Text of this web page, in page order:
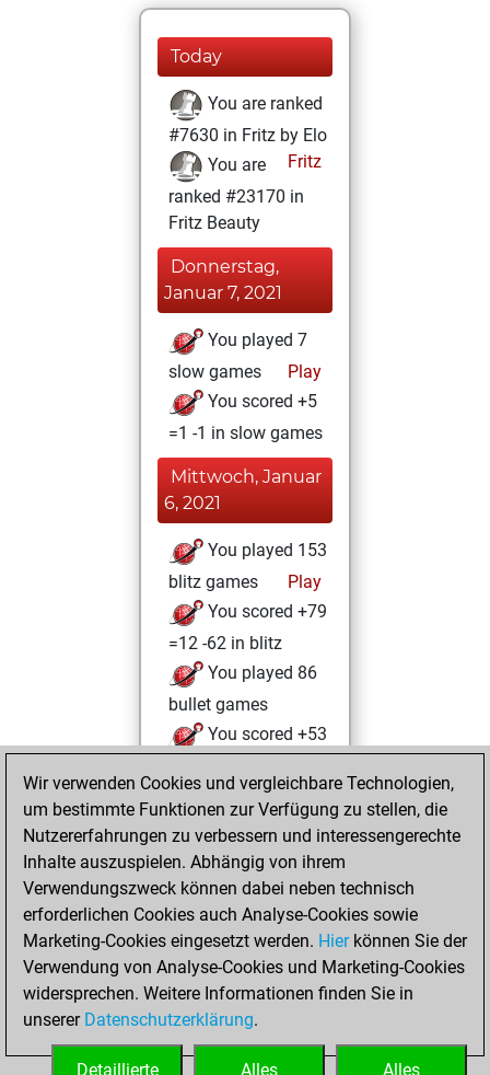
Today
You are ranked
#7630 in Fritz by Elo
Fritz
You are
ranked #23170 in
Fritz Beauty
Donnerstag,
Januar 7, 2021
You played 7
slow games
Play
You scored +5
=1 -1 in slow games
Mittwoch, Januar
6, 2021
You played 153
blitz games
Play
You scored +79
=12 -62 in blitz
You played 86
bullet games
You scored +53
Samstag,
November 28,
2020
You won
against Fritz
Fritz
You achieved a
new Elo of 1607
You created
your Fritz account
Wir verwenden Cookies und vergleichbare Technologien,
um bestimmte Funktionen zur Verfügung zu stellen, die
Nutzererfahrungen zu verbessern und interessengerechte
Inhalte auszuspielen. Abhängig von ihrem
Verwendungszweck können dabei neben technisch
erforderlichen Cookies auch Analyse-Cookies sowie
Marketing-Cookies eingesetzt werden. Hierkönnen Sie der
Verwendung von Analyse-Cookies und Marketing-Cookies
widersprechen. Weitere Informationen finden Sie in
unserer Datenschutzerklärung.
Alles
Alles
Detaillierte